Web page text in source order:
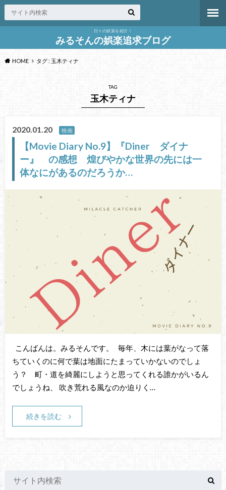
日々の娯楽を紹介！
みるそんの娯楽追求ブログ
HOME タグ : 玉木ティナ
TAG
玉木ティナ
2020.01.20 映画
【Movie Diary No.9】『Diner ダイナ
ー』 の感想 煌びやかな世界の先には一
体なにがあるのだろうか…
こんばんは。みるそんです。 毎年、木には葉がなって落
ちていくのに何で葉は地面にたまっていかないのでしょ
う？ 町・道を綺麗にしようと思ってくれる誰かがいるん
でしょうね、 吹き荒れる風なのか迫りく…
続きを読む